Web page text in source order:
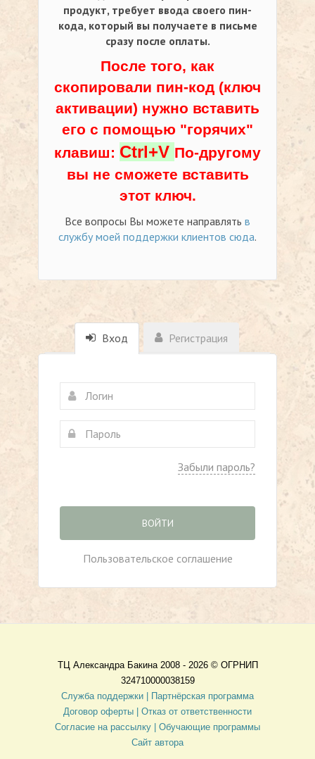
продукт, требует ввода своего пин-
кода, который вы получаете в письме
сразу после оплаты.
После того, как
скопировали пин-код (ключ
активации) нужно вставить
его с помощью "горячих"
клавиш: Ctrl+V По-другому
вы не сможете вставить
этот ключ.
Все вопросы Вы можете направлять в
службу моей поддержки клиентов сюда.
Вход Регистрация
Забыли пароль?
ВОЙТИ
Пользовательское соглашение
ТЦ Александра Бакина 2008 - 2026 © ОГРНИП
324710000038159
Служба поддержки |
Партнёрская программа
Договор оферты
| Отказ от ответственности
Согласие на рассылку | Обучающие программы
Сайт автора